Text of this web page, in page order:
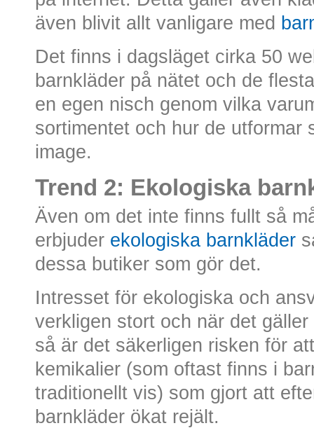
även blivit allt vanligare med
Det finns i dagsläget cirka 50
barnkläder på nätet och de
en egen nisch genom vilka
sortimentet och hur de utformar
image.
Trend 2: Ekologiska
Även om det inte finns fullt så
erbjuder ekologiska barnkläder
dessa butiker som gör det.
Intresset för ekologiska och
verkligen stort och när det
så är det säkerligen risken för
kemikalier (som oftast finns i
traditionellt vis) som gjort att
barnkläder ökat rejält.